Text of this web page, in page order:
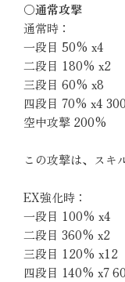
〇通常攻撃
通常時：
一段目 50% x4
二段目 180% x2
三段目 60% x8
四段目 70% x4
空中攻撃 200%
この攻撃は、スキ
EX強化時：
一段目 100% x4
二段目 360% x2
三段目 120% x12
四段目 140% x7